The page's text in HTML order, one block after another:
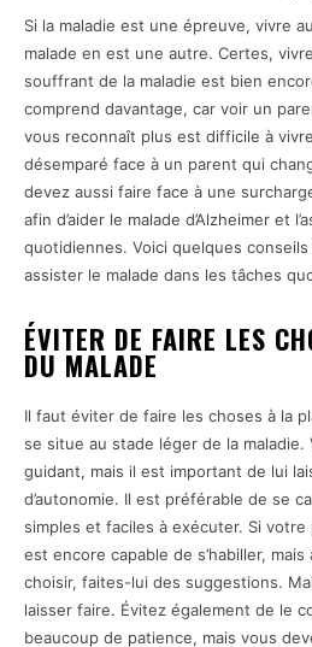
Si la maladie est une épreuve, vivre
malade en est une autre. Certes,
souffrant de la maladie est bien
comprend davantage, car voir un
vous reconnaît plus est difficile à
désemparé face à un parent qui
devez aussi faire face à une
afin d’aider le malade d’Alzheimer et
quotidiennes. Voici quelques
assister le malade dans les tâches
ÉVITER DE FAIRE LES
DU MALADE
Il faut éviter de faire les choses à la
se situe au stade léger de la maladie.
guidant, mais il est important de lui
d’autonomie. Il est préférable de se
simples et faciles à exécuter. Si
est encore capable de s’habiller,
choisir, faites-lui des suggestions.
laisser faire. Évitez également de le
beaucoup de patience, mais vous